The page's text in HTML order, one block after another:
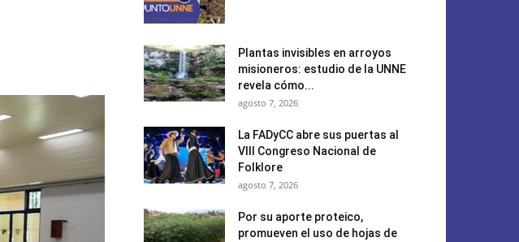
Plantas invisibles en arroyos
misioneros: estudio de la UNNE
revela cómo...
agosto 7, 2026
La FADyCC abre sus puertas al
VIII Congreso Nacional de
Folklore
agosto 7, 2026
Por su aporte proteico,
promueven el uso de hojas de